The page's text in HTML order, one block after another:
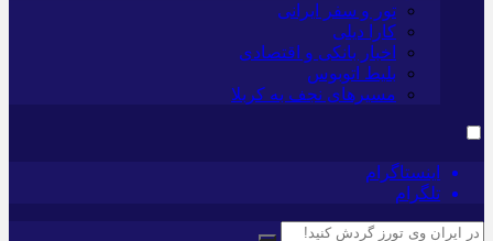
تور و سفر ایرانی
کارا دیلی
اخبار بانکی و اقتصادی
بلیط اتوبوس
مسیرهای نجف به کربلا
اینستاگرام
تلگرام